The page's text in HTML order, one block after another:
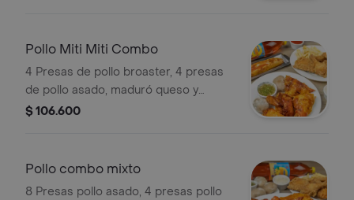
Pollo Miti Miti Combo
4 Presas de pollo broaster, 4 presas
de pollo asado, maduró queso y
bocadillo, 1 porción papa francesa, 2
$ 106.600
Pollo combo mixto
8 Presas pollo asado, 4 presas pollo